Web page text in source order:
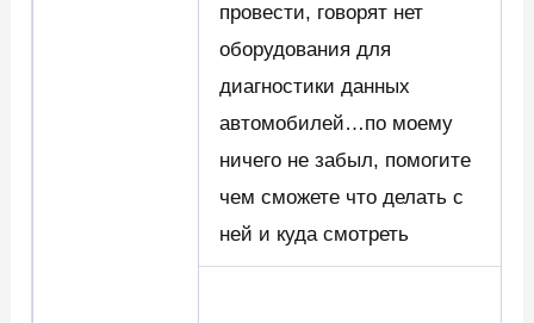
провести, говорят нет
оборудования для
диагностики данных
автомобилей…по моему
ничего не забыл, помогите
чем сможете что делать с
ней и куда смотреть